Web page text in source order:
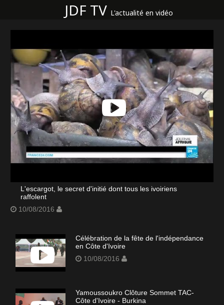
JDF TV L'actualité en vidéo
L'escargot, le secret d'initié dont tous les ivoiriens
raffolent
10/08/2016
Célébration de la fête de l'indépendance
en Côte d'Ivoire
10/08/2016
Yamoussoukro Clôture Sommet TAC-
Côte d'Ivoire - Burkina